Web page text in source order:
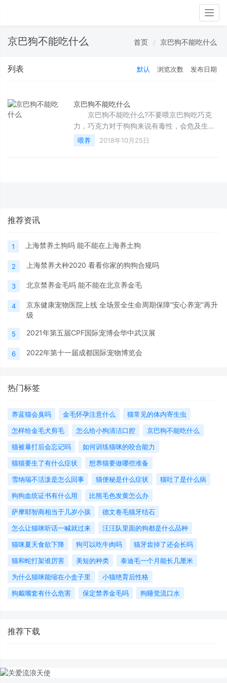
京巴狗不能吃什么 首页 京巴狗不能吃什么
列表 默认 浏览次数 发布日期
京巴狗不能吃什么
京巴狗不能吃什么?不要喂京巴狗吃巧克
力，巧克力对于狗狗来说有毒性，会危及生命;
细碎的骨头如鸡鸭骨头、鱼骨头容易划破狗狗
的食道和肠胃，不建议
喂养 2018年10月25日
推荐资讯
1 上海禁养土狗吗 能不能在上海养土狗
2 上海禁养犬种2020 看看你家的狗狗合规吗
3 北京禁养金毛吗 能不能在北京养金毛
4
京东健康宠物医院上线 全场景全生命周期保障“安心养宠”再升
级
5 2021年第五届CPF国际宠博会华中武汉展
6 2022年第十一届成都国际宠物博览会
热门标签
养蓝猫会臭吗 金毛怀孕注意什么
猫常见的体内寄生虫
怎样给金毛犬剪毛
怎么给小狗清洁口腔
京巴狗不能吃什么
猫被暴打后会忘记吗
如何训练猫咪的咬合能力
猫猫要生了有什么症状
想养猫要做哪些准备
​雪纳瑞不活泼是怎么回事
猫便秘是什么症状
猫吐了是什么病
狗狗血统证书有什么用
比熊毛色发黄怎么办
萨摩耶智商相当于几岁小孩
德文卷毛猫牙结石
怎么让猫咪听话一喊就过来
汪汪队里面的狗都是什么品种
猫咪夏天食欲下降
狗可以吃牛肉吗
猫牙齿掉了还会长吗
猫和蛇打架谁厉害
美短的种类
泰迪毛一个月能长几厘米
为什么猫咪能缩在小盒子里
小猫绝育后性格
狗戴嘴套有什么危害
保定禁养金毛吗 狗睡觉流口水
推荐下载